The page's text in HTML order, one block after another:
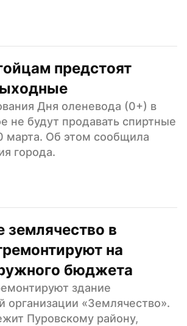
предстоят
Дня оленевода (0+) в
не будут продавать спиртные
марта. Об этом сообщила
города.
землячество в
на
бюджета
здание
организации «Землячество».
Пуровскому району,